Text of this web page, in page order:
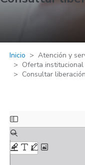
Inicio
Atención y
Oferta institucional
Consultar